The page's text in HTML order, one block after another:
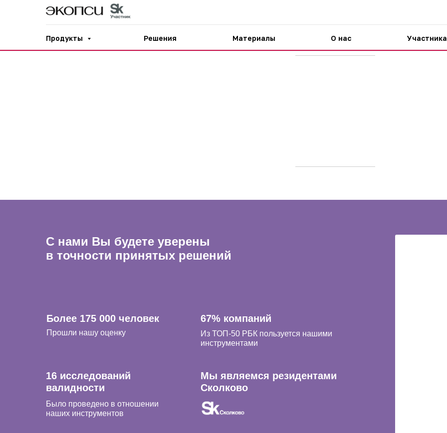
Продукты Решения Материалы О нас
Более 175 000 человек
Прошли нашу оценку
67% компаний
Из ТОП-50 РБК пользуется нашими
инструментами
16 исследований
валидности
Было проведено в отношении
наших инструментов
С нами Вы будете уверены
в точности принятых решений
Мы являемся резидентами
Сколково